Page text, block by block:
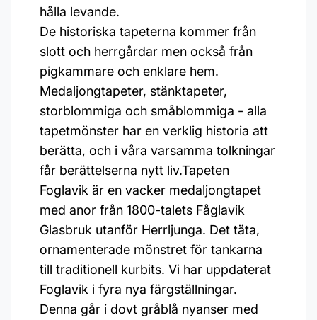
hålla levande.
De historiska tapeterna kommer från
slott och herrgårdar men också från
pigkammare och enklare hem.
Medaljongtapeter, stänktapeter,
storblommiga och småblommiga - alla
tapetmönster har en verklig historia att
berätta, och i våra varsamma tolkningar
får berättelserna nytt liv.Tapeten
Foglavik är en vacker medaljongtapet
med anor från 1800-talets Fåglavik
Glasbruk utanför Herrljunga. Det täta,
ornamenterade mönstret för tankarna
till traditionell kurbits. Vi har uppdaterat
Foglavik i fyra nya färgställningar.
Denna går i dovt gråblå nyanser med